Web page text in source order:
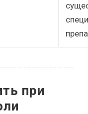
при